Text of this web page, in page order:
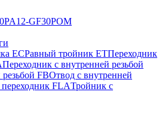
PA12-GF30POM
ECРавный тройник ETПереходник
Переходник с внутренней резьбой
FBОтвод с внутренней
FLAТройник с